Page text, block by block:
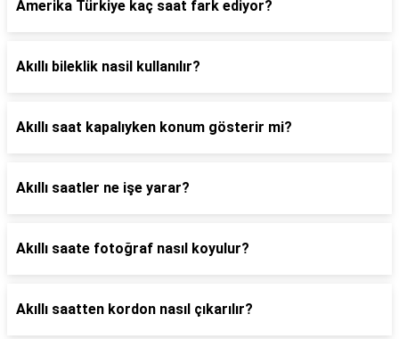
Amerika Türkiye kaç saat fark ediyor?
Akıllı bileklik nasil kullanılır?
Akıllı saat kapalıyken konum gösterir mi?
Akıllı saatler ne işe yarar?
Akıllı saate fotoğraf nasıl koyulur?
Akıllı saatten kordon nasıl çıkarılır?